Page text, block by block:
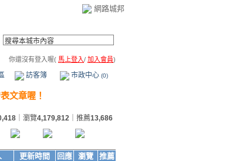
網路城邦
你還沒有登入喔( 馬上登入/ 加入會員)
訪客簿 市政中心 (0)
｜瀏覽4,179,812 ｜推薦13,686
更新時間 回應 瀏覽
推薦